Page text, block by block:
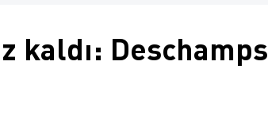
kaldı: Deschamps